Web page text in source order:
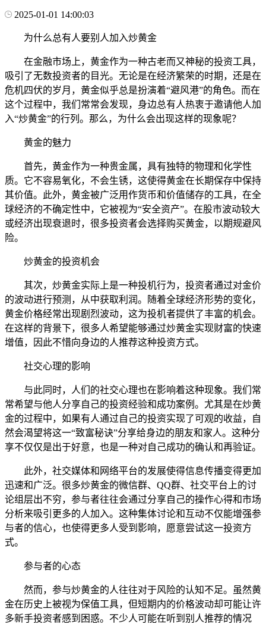
2025-01-01 14:00:03
为什么总有人要别人加入炒黄金
在金融市场上，黄金作为一种古老而又神秘的投资工具，
吸引了无数投资者的目光。无论是在经济繁荣的时期，还是在
危机四伏的岁月，黄金似乎总是扮演着“避风港”的角色。而在
这个过程中，我们常常会发现，身边总有人热衷于邀请他人加
入“炒黄金”的行列。那么，为什么会出现这样的现象呢？
黄金的魅力
首先，黄金作为一种贵金属，具有独特的物理和化学性
质。它不容易氧化，不会生锈，这使得黄金在长期保存中保持
其价值。此外，黄金被广泛用作货币和价值储存的工具，在全
球经济的不确定性中，它被视为“安全资产”。在股市波动较大
或经济出现衰退时，很多投资者会选择购买黄金，以期规避风
险。
炒黄金的投资机会
其次，炒黄金实际上是一种投机行为，投资者通过对金价
的波动进行预测，从中获取利润。随着全球经济形势的变化，
黄金价格经常出现剧烈波动，这为投机者提供了丰富的机会。
在这样的背景下，很多人希望能够通过炒黄金实现财富的快速
增值，因此不惜向身边的人推荐这种投资方式。
社交心理的影响
与此同时，人们的社交心理也在影响着这种现象。我们常
常希望与他人分享自己的投资经验和成功案例。尤其是在炒黄
金的过程中，如果有人通过自己的投资实现了可观的收益，自
然会渴望将这一“致富秘诀”分享给身边的朋友和家人。这种分
享不仅仅是出于好意，也是一种对自己成功的确认和再验证。
此外，社交媒体和网络平台的发展使得信息传播变得更加
迅速和广泛。很多炒黄金的微信群、QQ群、社交平台上的讨
论组层出不穷，参与者往往会通过分享自己的操作心得和市场
分析来吸引更多的人加入。这种集体讨论和互动不仅能增强参
与者的信心，也使得更多人受到影响，愿意尝试这一投资方
式。
参与者的心态
然而，参与炒黄金的人往往对于风险的认知不足。虽然黄
金在历史上被视为保值工具，但短期内的价格波动却可能让许
多新手投资者感到困惑。不少人可能在听到别人推荐的情况